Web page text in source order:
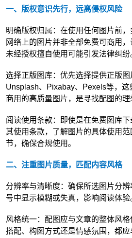
一、版权意识先行，远离侵权风险
明确版权归属：在使用任何图片前，
网络上的图片并非全部免费可商用，
未经授权擅自使用可能引发法律纠纷
选择正版图库：优先选择提供正版
Unsplash、Pixabay、Pexels等，
商用的高质量图片，是寻找配图的理
阅读使用条款：即使是在免费图库
其使用条款，了解图片的具体使用
节，确保合规使用。
二、注重图片质量，匹配内容风格
分辨率与清晰度：确保所选图片分
号中显示模糊或失真，影响阅读体验
风格统一：配图应与文章的整体风
搭配、构图方式还是情感氛围，都